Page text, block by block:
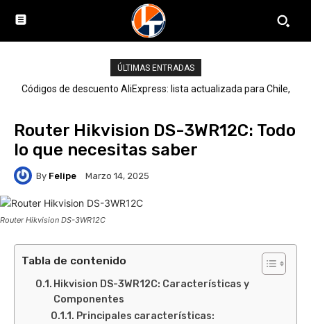
ÚLTIMAS ENTRADAS
Códigos de descuento AliExpress: lista actualizada para Chile,
Router Hikvision DS-3WR12C: Todo
lo que necesitas saber
By Felipe Marzo 14, 2025
Router Hikvision DS-3WR12C
Tabla de contenido
Hikvision DS-3WR12C: Características y
Componentes
Principales características: